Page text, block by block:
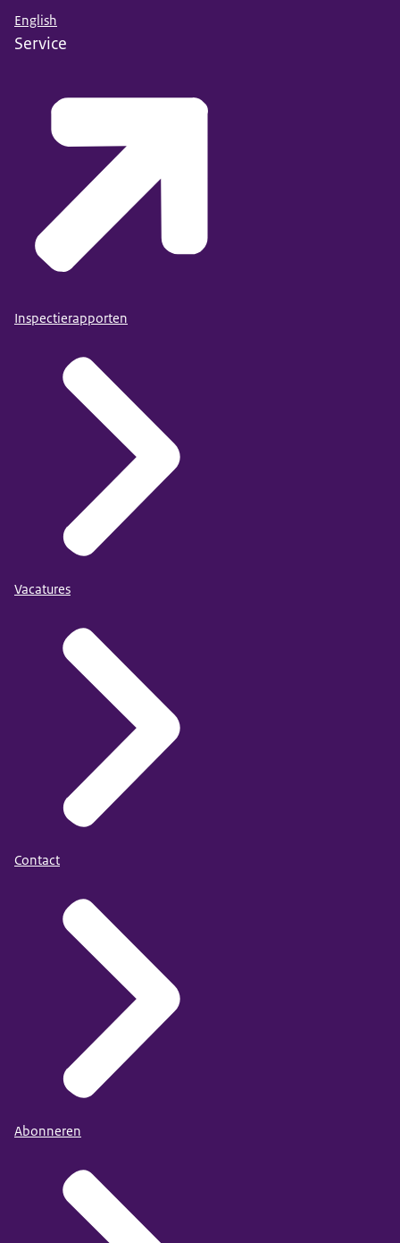
English
Service
Inspectierapporten
Vacatures
Contact
Abonneren